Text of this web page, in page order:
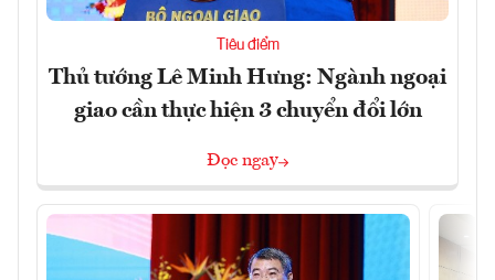
Tiêu điểm
Thủ tướng Lê Minh Hưng: Ngành ngoại
giao cần thực hiện 3 chuyển đổi lớn
Đọc ngay